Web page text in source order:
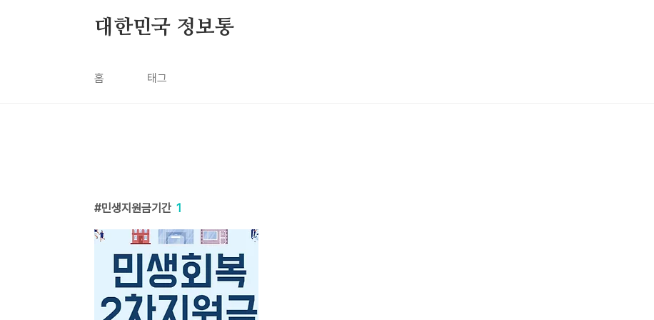
대한민국 정보통
홈 태그
민생지원금기간 1